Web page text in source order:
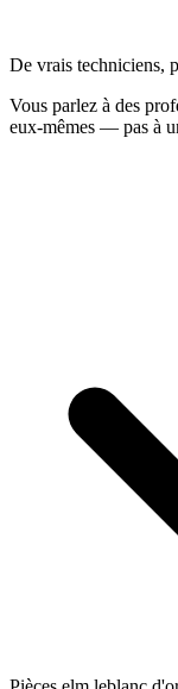
De vrais techniciens,
Vous parlez à des
eux-mêmes — pas à